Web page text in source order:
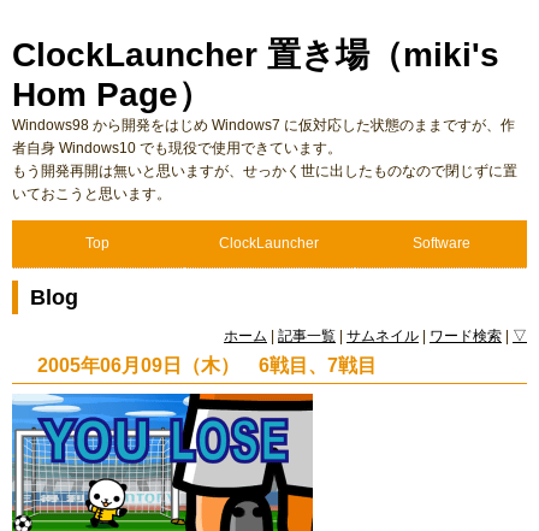
ClockLauncher 置き場（miki's
Hom Page）
Windows98 から開発をはじめ Windows7 に仮対応した状態のままですが、作
者自身 Windows10 でも現役で使用できています。
もう開発再開は無いと思いますが、せっかく世に出したものなので閉じずに置
いておこうと思います。
Top ClockLauncher Software
Blog
ホーム 記事一覧 サムネイル ワード検索 ▽
2005年06月09日（木） 6戦目、7戦目